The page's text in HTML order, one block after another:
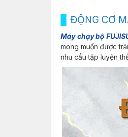
ĐỘNG CƠ
Máy chạy bộ
mong muốn được
nhu cầu tập luyện